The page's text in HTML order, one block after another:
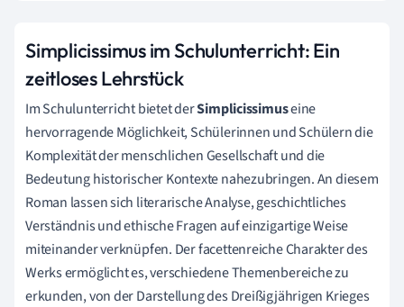
Simplicissimus im Schulunterricht: Ein
zeitloses Lehrstück
Im Schulunterricht bietet derSimplicissimuseine
hervorragende Möglichkeit, Schülerinnen und Schülern die
Komplexität der menschlichen Gesellschaft und die
Bedeutung historischer Kontexte nahezubringen. An diesem
Roman lassen sich literarische Analyse, geschichtliches
Verständnis und ethische Fragen auf einzigartige Weise
miteinander verknüpfen. Der facettenreiche Charakter des
Werks ermöglicht es, verschiedene Themenbereiche zu
erkunden, von der Darstellung des Dreißigjährigen Krieges